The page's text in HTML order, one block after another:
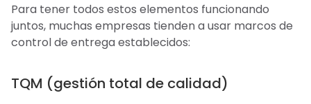
Para tener todos estos elementos funcionando
juntos, muchas empresas tienden a usar marcos de
control de entrega establecidos:
TQM (gestión total de calidad)